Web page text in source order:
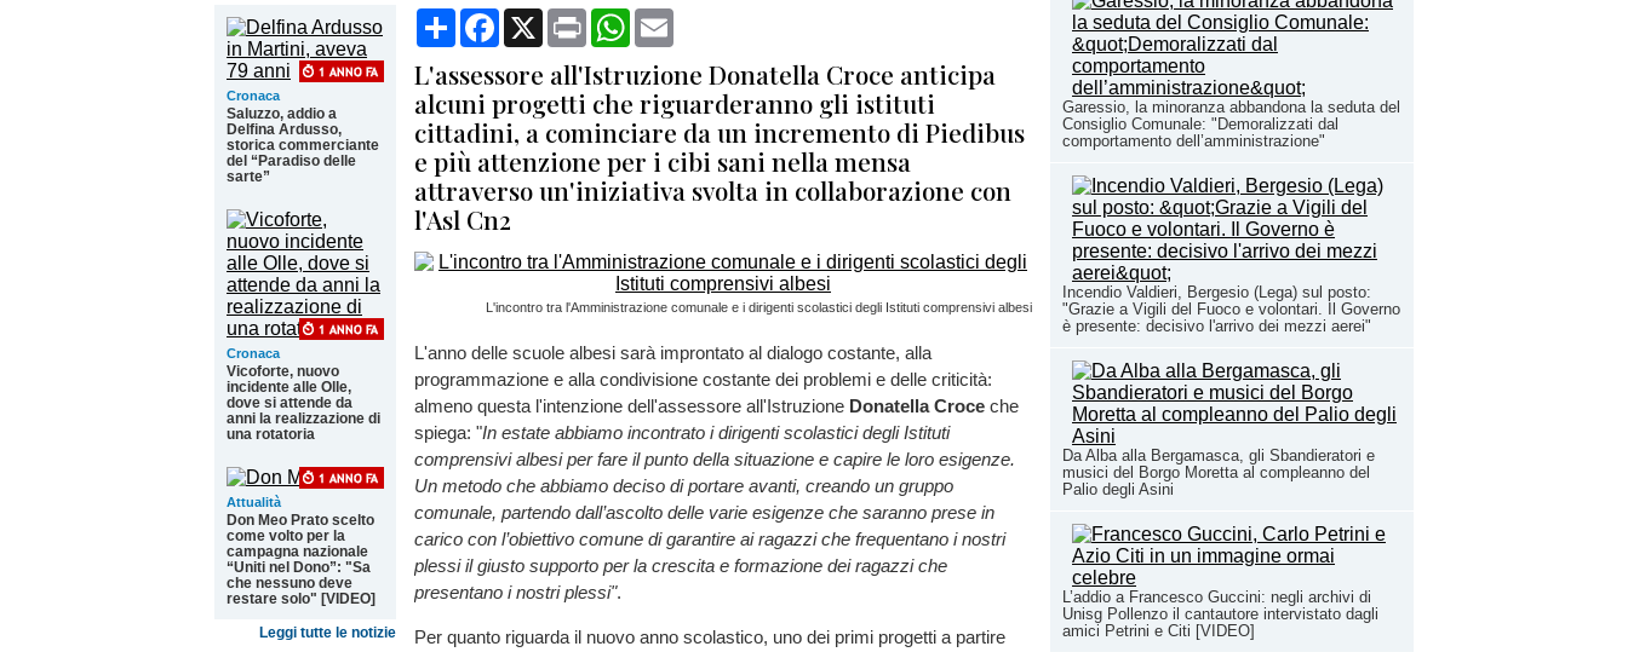
Garessio, la minoranza abbandona la seduta del
Consiglio Comunale: "Demoralizzati dal
comportamento dell’amministrazione"
Incendio Valdieri, Bergesio (Lega) sul posto:
"Grazie a Vigili del Fuoco e volontari. Il Governo
è presente: decisivo l'arrivo dei mezzi aerei"
Da Alba alla Bergamasca, gli Sbandieratori e
musici del Borgo Moretta al compleanno del
Palio degli Asini
L’addio a Francesco Guccini: negli archivi di
Unisg Pollenzo il cantautore intervistato dagli
amici Petrini e Citi [VIDEO]
Cronaca
Saluzzo, addio a
Delfina Ardusso,
storica commerciante
del “Paradiso delle
sarte”
Cronaca
Vicoforte, nuovo
incidente alle Olle,
dove si attende da
anni la realizzazione di
una rotatoria
Attualità
Don Meo Prato scelto
come volto per la
campagna nazionale
“Uniti nel Dono”: "Sa
che nessuno deve
restare solo" [VIDEO]
Leggi tutte le notizie
CondividiFacebook
X Print WhatsApp
L'assessore all'Istruzione Donatella Croce anticipa
alcuni progetti che riguarderanno gli istituti
cittadini, a cominciare da un incremento di Piedibus
e più attenzione per i cibi sani nella mensa
attraverso un'iniziativa svolta in collaborazione con
l'Asl Cn2
L'incontro tra l'Amministrazione comunale e i dirigenti scolastici degli Istituti comprensivi albesi
L'anno delle scuole albesi sarà improntato al dialogo costante, alla
programmazione e alla condivisione costante dei problemi e delle criticità:
almeno questa l'intenzione dell'assessore all'Istruzione Donatella Croce che
spiega: "In estate abbiamo incontrato i dirigenti scolastici degli Istituti
comprensivi albesi per fare il punto della situazione e capire le loro esigenze.
Un metodo che abbiamo deciso di portare avanti, creando un gruppo
comunale, partendo dall’ascolto delle varie esigenze che saranno prese in
carico con l’obiettivo comune di garantire ai ragazzi che frequentano i nostri
plessi il giusto supporto per la crescita e formazione dei ragazzi che
presentano i nostri plessi".
Per quanto riguarda il nuovo anno scolastico, uno dei primi progetti a partire